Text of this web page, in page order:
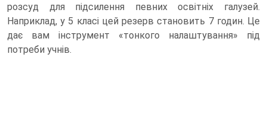
розсуд для підсилення певних освітніх галузей.
Наприклад, у 5 класі цей резерв становить 7 годин. Це
дає вам інструмент «тонкого налаштування» під
потреби учнів.